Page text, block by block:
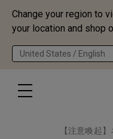
Change your region to
your location and shop
United States / English
【注意喚起